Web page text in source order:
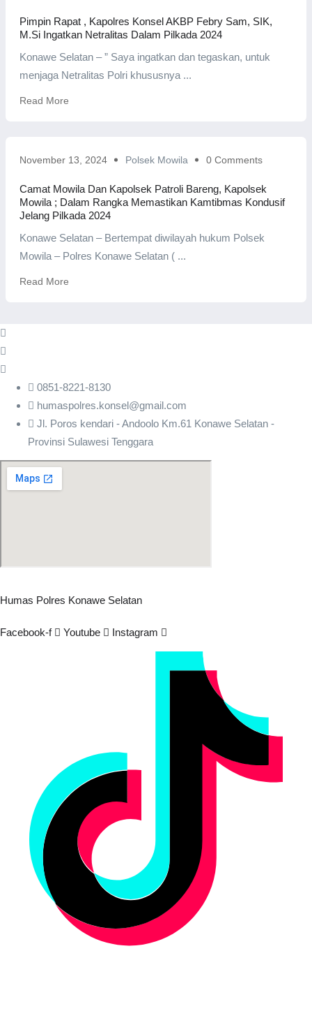
Pimpin Rapat , Kapolres Konsel AKBP Febry Sam, SIK,
M.Si Ingatkan Netralitas Dalam Pilkada 2024
Konawe Selatan – ” Saya ingatkan dan tegaskan, untuk
menjaga Netralitas Polri khususnya ...
Read More
November 13, 2024 Polsek Mowila 0 Comments
Camat Mowila Dan Kapolsek Patroli Bareng, Kapolsek
Mowila ; Dalam Rangka Memastikan Kamtibmas Kondusif
Jelang Pilkada 2024
Konawe Selatan – Bertempat diwilayah hukum Polsek
Mowila – Polres Konawe Selatan ( ...
Read More
0851-8221-8130
humaspolres.konsel@gmail.com
Jl. Poros kendari - Andoolo Km.61 Konawe Selatan -
Provinsi Sulawesi Tenggara
Humas Polres Konawe Selatan
Facebook-f Youtube Instagram